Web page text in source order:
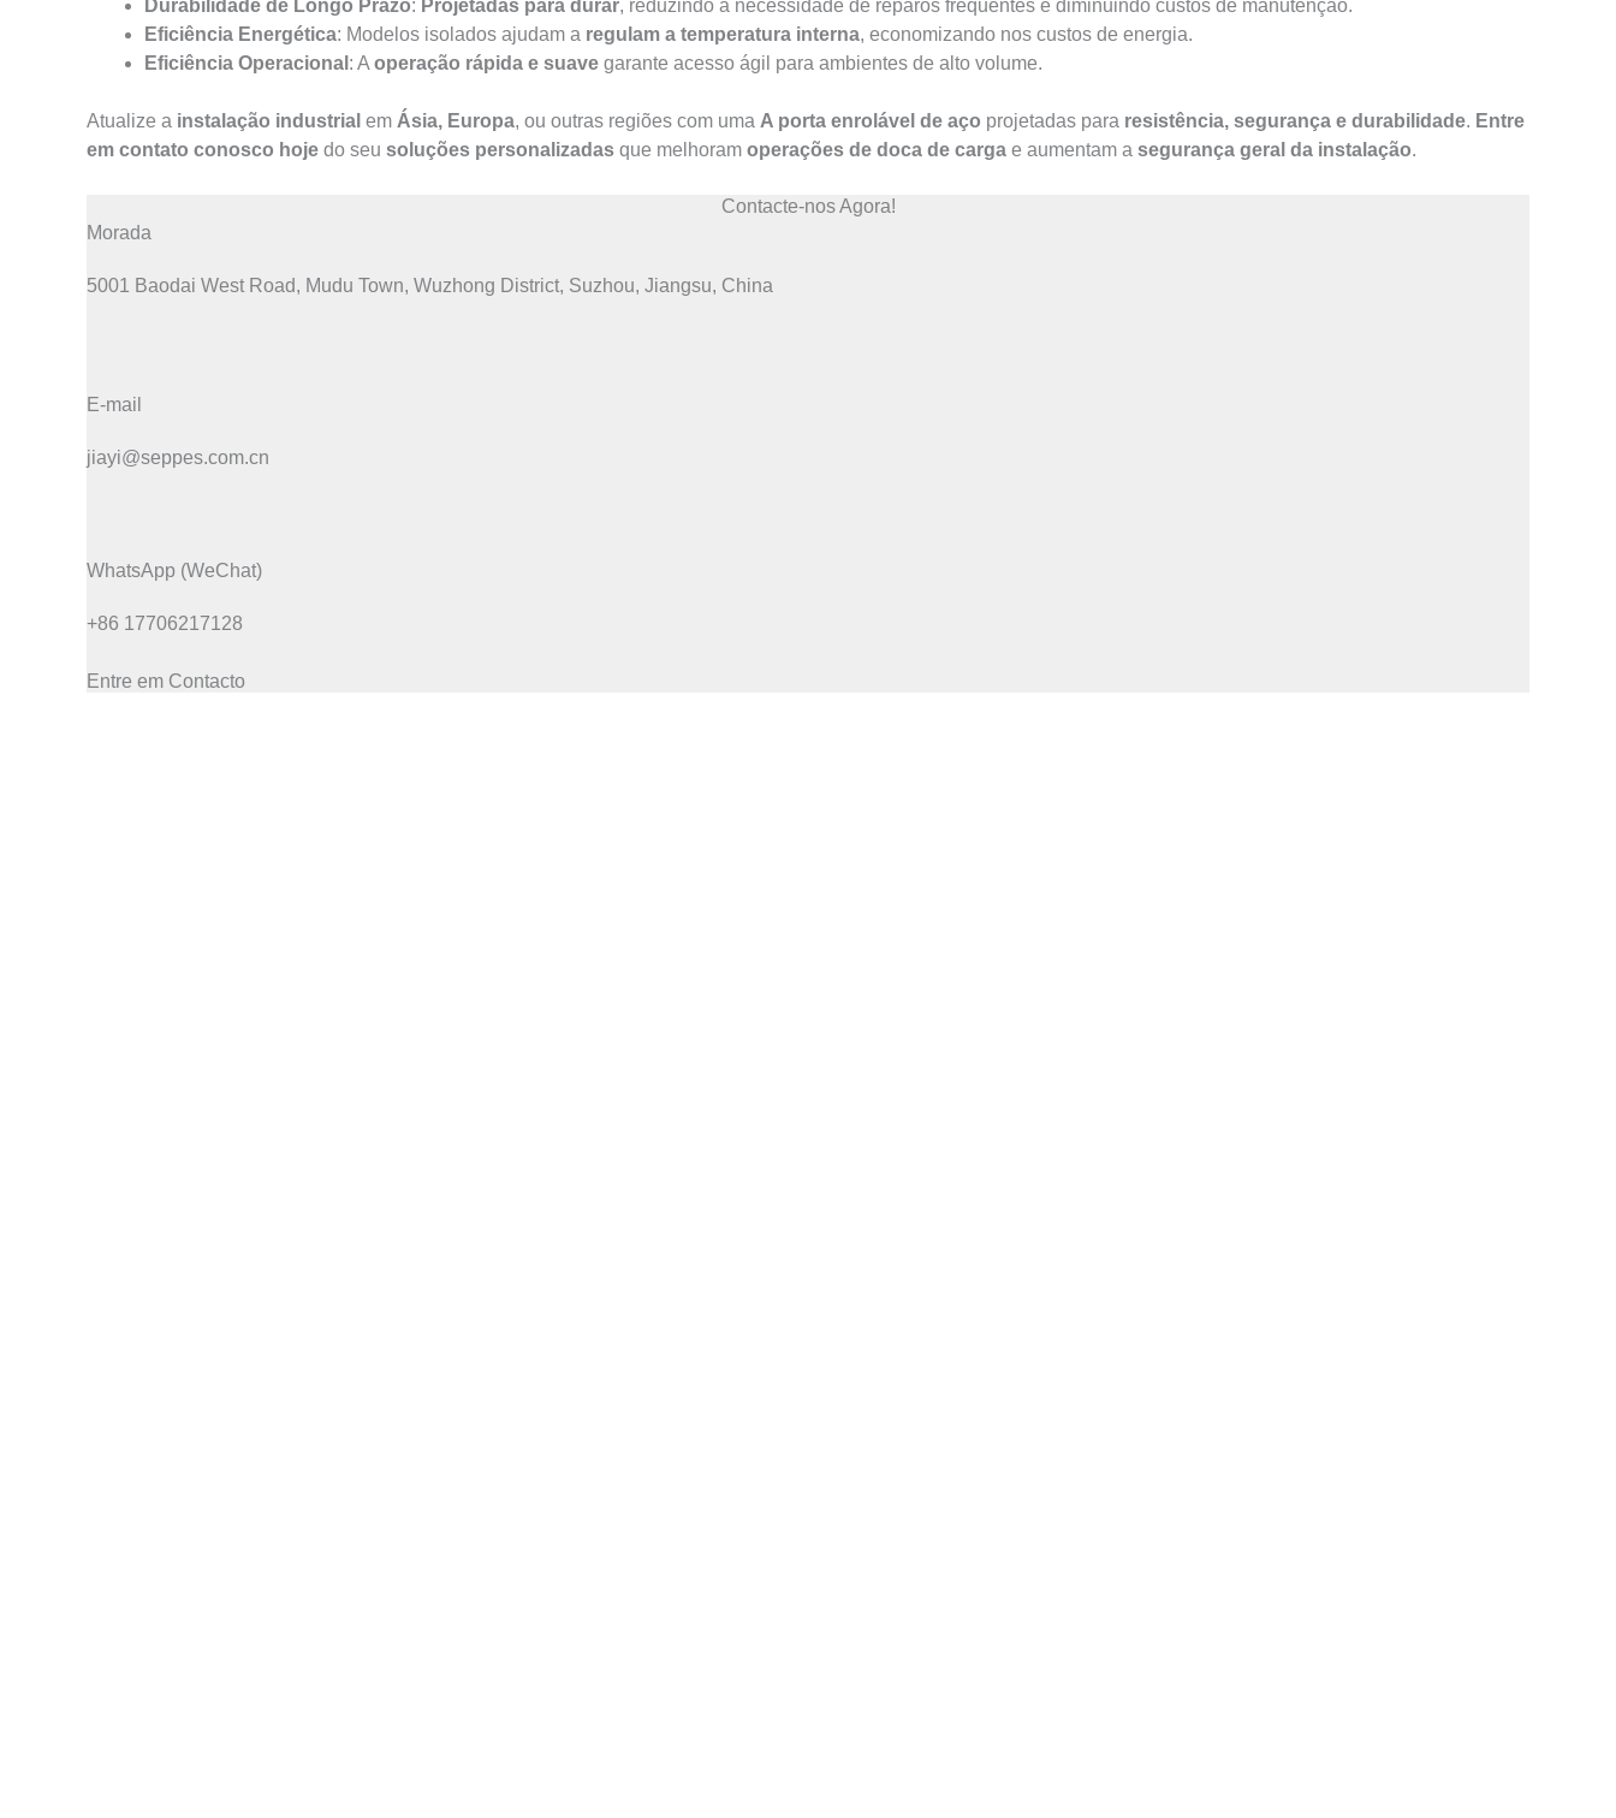
Durabilidade de Longo Prazo: Projetadas para durar, reduzindo a necessidade de reparos frequentes e diminuindo custos de manutenção.
Eficiência Energética: Modelos isolados ajudam a regulam a temperatura interna, economizando nos custos de energia.
Eficiência Operacional : A operação rápida e suave garante acesso ágil para ambientes de alto volume.
Atualize a instalação industrial em Ásia, Europa, ou outras regiões com uma A porta enrolável de aço projetadas para resistência, segurança e durabilidade. Entre
em contato conosco hoje do seu soluções personalizadas que melhoram operações de doca de carga e aumentam a segurança geral da instalação.
Contacte-nos Agora!
Morada
5001 Baodai West Road, Mudu Town, Wuzhong District, Suzhou, Jiangsu, China
E-mail
jiayi@seppes.com.cn
WhatsApp (WeChat)
+86 17706217128
Entre em Contacto